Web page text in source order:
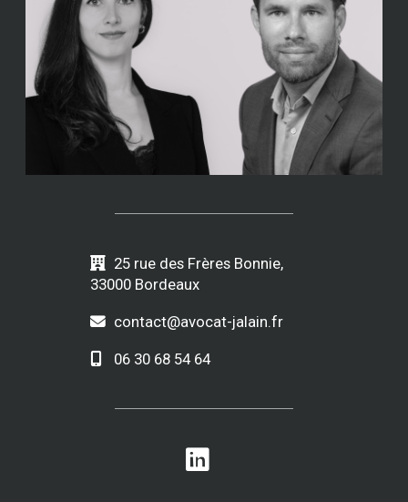
25 rue des Frères Bonnie,
33000 Bordeaux
contact@avocat-jalain.fr
06 30 68 54 64